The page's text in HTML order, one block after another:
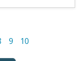
9 10